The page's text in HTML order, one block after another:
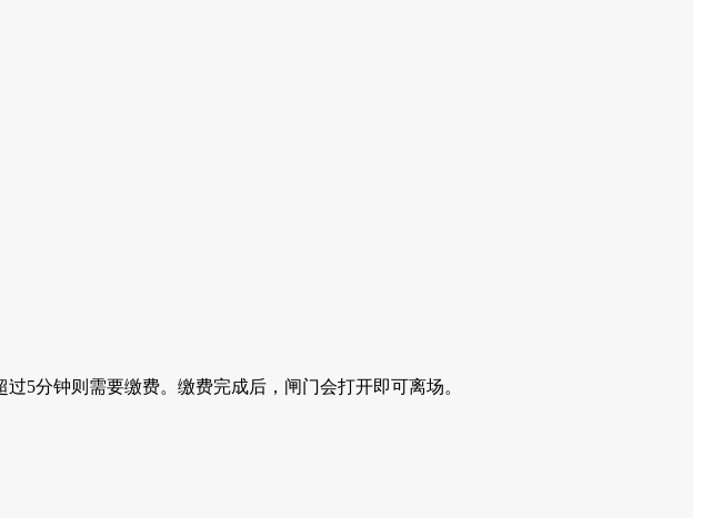
5分钟则需要缴费。缴费完成后，闸门会打开即可离场。